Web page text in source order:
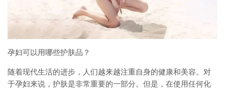
孕妇可以用哪些护肤品？
随着现代生活的进步，人们越来越注重自身的健康和美容。对
于孕妇来说，护肤是非常重要的一部分。但是，在使用任何化